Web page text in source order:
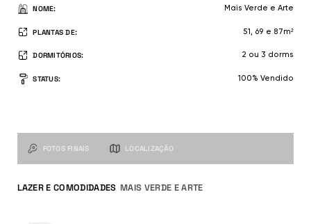
NOME: Mais Verde e Arte
PLANTAS DE: 51, 69 e 87m²
DORMITÓRIOS: 2 ou 3 dorms
STATUS: 100% Vendido
FOTOS FINAIS LOCALIZAÇÃO
LAZER E COMODIDADES MAIS VERDE E ARTE